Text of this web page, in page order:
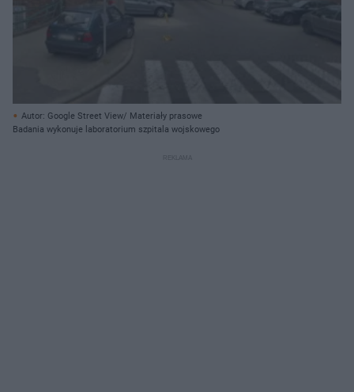
Autor: Google Street View/ Materiały prasowe
Badania wykonuje laboratorium szpitala wojskowego